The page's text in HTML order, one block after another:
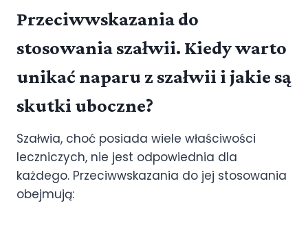
Przeciwwskazania do
stosowania szałwii. Kiedy warto
unikać naparu z szałwii i jakie są
skutki uboczne?
Szałwia, choć posiada wiele właściwości
leczniczych, nie jest odpowiednia dla
każdego. Przeciwwskazania do jej stosowania
obejmują: